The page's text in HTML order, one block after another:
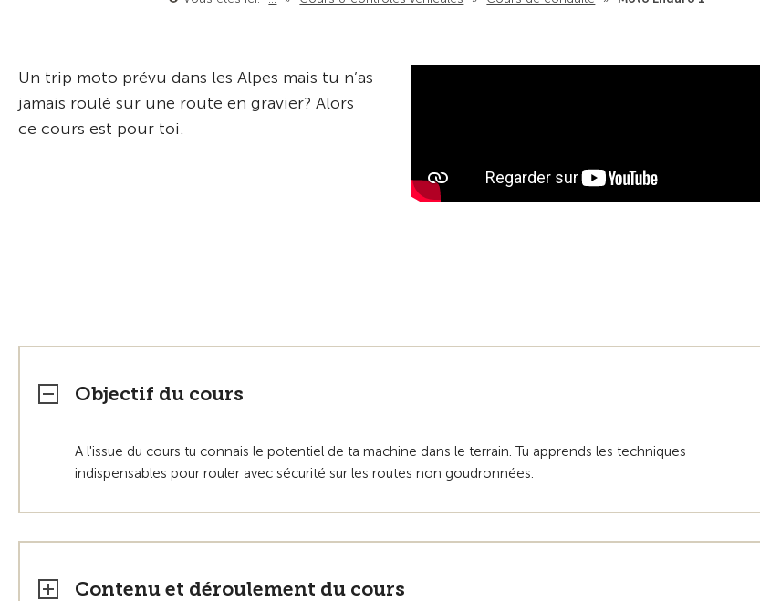
Un trip moto prévu dans les Alpes mais tu n’as
jamais roulé sur une route en gravier? Alors
ce cours est pour toi.
Objectif du cours
A l'issue du cours tu connais le potentiel de ta machine dans le terrain. Tu apprends les techniques
indispensables pour rouler avec sécurité sur les routes non goudronnées.
Contenu et déroulement du cours